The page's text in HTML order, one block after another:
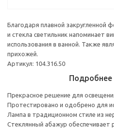
Благодаря плавной закругленной
и стекла светильник напоминает
использования в ванной. Также
прихожей.
Артикул: 104.316.50
Подробнее
Прекрасное решение для
Протестировано и одобрено для
Лампа в традиционном стиле из
Стеклянный абажур